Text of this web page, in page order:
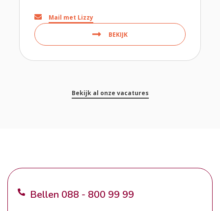
BEKIJK
Mail met Lizzy
Bekijk al onze vacatures
Bellen 088 - 800 99 99